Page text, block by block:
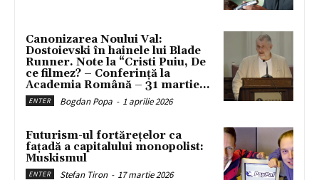
Canonizarea Noului Val:
Dostoievski în hainele lui Blade
Runner. Note la “Cristi Puiu, De
ce filmez? – Conferință la
Academia Română – 31 martie...
ENTER Bogdan Popa - 1 aprilie 2026
Futurism-ul fortărețelor ca
fațadă a capitalului monopolist:
Muskismul
ENTER Stefan Tiron - 17 martie 2026